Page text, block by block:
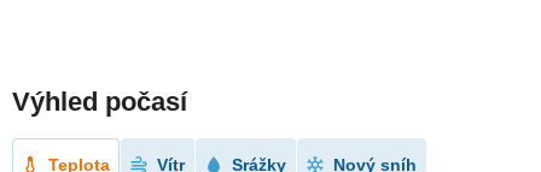
Výhled počasí
Teplota Vítr Srážky Nový sníh